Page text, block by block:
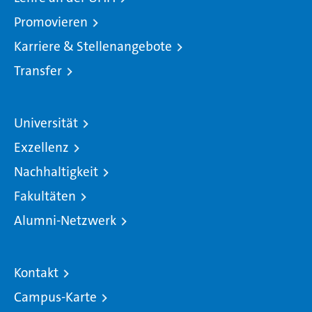
Promovieren
Karriere & Stellenangebote
Transfer
Universität
Exzellenz
Nachhaltigkeit
Fakultäten
Alumni-Netzwerk
Kontakt
Campus-Karte